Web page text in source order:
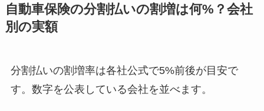
自動車保険の分割払いの割増は何%？会社
別の実額
分割払いの割増率は各社公式で5%前後が目安で
す。数字を公表している会社を並べます。